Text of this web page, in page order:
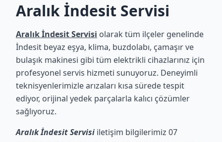
Aralık İndesit Servisi
Aralık İndesit Servisi olarak tüm ilçeler genelinde
İndesit beyaz eşya, klima, buzdolabı, çamaşır ve
bulaşık makinesi gibi tüm elektrikli cihazlarınız için
profesyonel servis hizmeti sunuyoruz. Deneyimli
teknisyenlerimizle arızaları kısa sürede tespit
ediyor, orijinal yedek parçalarla kalıcı çözümler
sağlıyoruz.
Aralık İndesit Servisi iletişim bilgilerimiz 07